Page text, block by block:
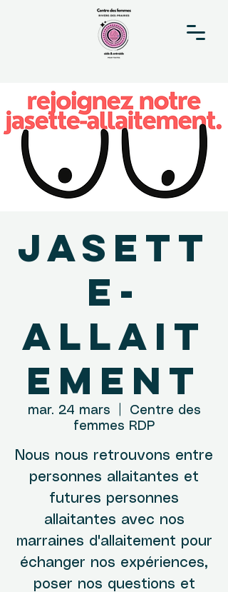
Jasett
e-
allait
ement
mar. 24 mars
Centre des
femmes RDP
Nous nous retrouvons entre
personnes allaitantes et
futures personnes
allaitantes avec nos
marraines d'allaitement pour
échanger nos expériences,
poser nos questions et